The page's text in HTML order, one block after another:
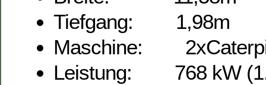
Tiefgang: 1,98m
Maschine:
Leistung: 768 kW